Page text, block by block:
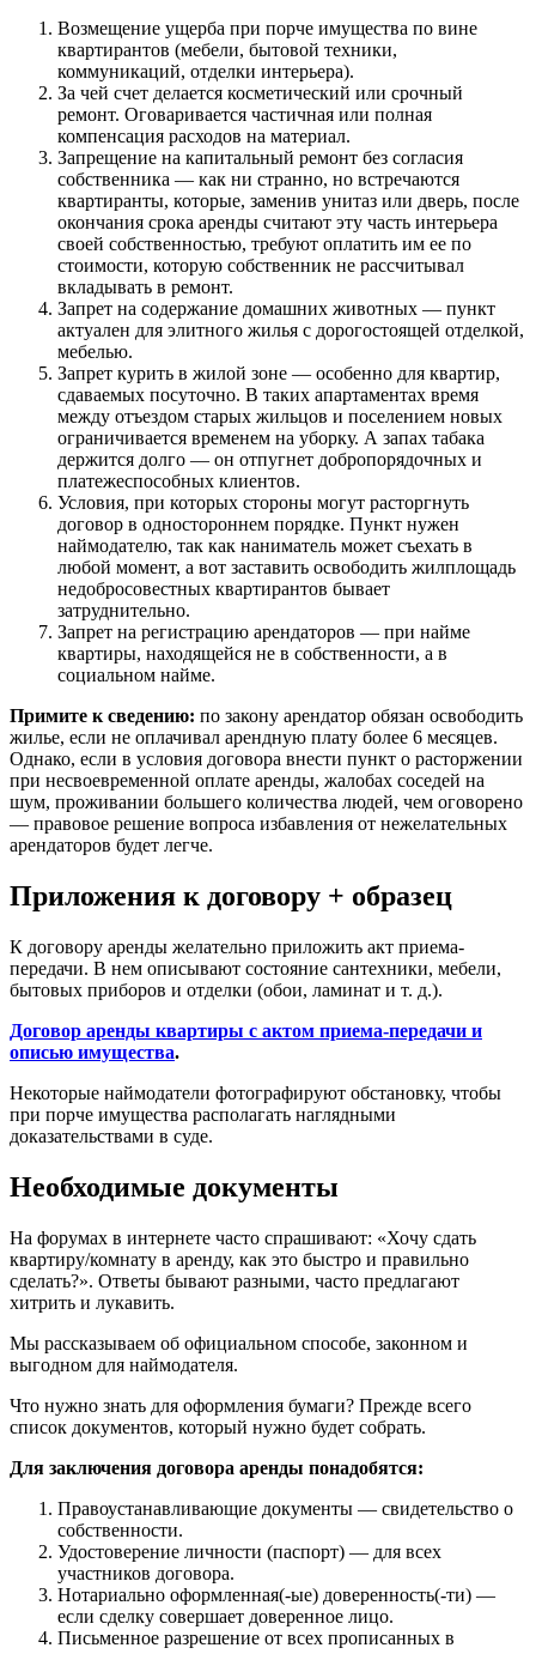
Возмещение ущерба при порче имущества по вине
квартирантов (мебели, бытовой техники,
коммуникаций, отделки интерьера).
За чей счет делается косметический или срочный
ремонт. Оговаривается частичная или полная
компенсация расходов на материал.
Запрещение на капитальный ремонт без согласия
собственника — как ни странно, но встречаются
квартиранты, которые, заменив унитаз или дверь, после
окончания срока аренды считают эту часть интерьера
своей собственностью, требуют оплатить им ее по
стоимости, которую собственник не рассчитывал
вкладывать в ремонт.
Запрет на содержание домашних животных — пункт
актуален для элитного жилья с дорогостоящей отделкой,
мебелью.
Запрет курить в жилой зоне — особенно для квартир,
сдаваемых посуточно. В таких апартаментах время
между отъездом старых жильцов и поселением новых
ограничивается временем на уборку. А запах табака
держится долго — он отпугнет добропорядочных и
платежеспособных клиентов.
Условия, при которых стороны могут расторгнуть
договор в одностороннем порядке. Пункт нужен
наймодателю, так как наниматель может съехать в
любой момент, а вот заставить освободить жилплощадь
недобросовестных квартирантов бывает
затруднительно.
Запрет на регистрацию арендаторов — при найме
квартиры, находящейся не в собственности, а в
социальном найме.
Примите к сведению: по закону арендатор обязан освободить
жилье, если не оплачивал арендную плату более 6 месяцев.
Однако, если в условия договора внести пункт о расторжении
при несвоевременной оплате аренды, жалобах соседей на
шум, проживании большего количества людей, чем оговорено
— правовое решение вопроса избавления от нежелательных
арендаторов будет легче.
Приложения к договору + образец
К договору аренды желательно приложить акт приема-
передачи. В нем описывают состояние сантехники, мебели,
бытовых приборов и отделки (обои, ламинат и т. д.).
Договор аренды квартиры с актом приема-передачи и
описью имущества.
Некоторые наймодатели фотографируют обстановку, чтобы
при порче имущества располагать наглядными
доказательствами в суде.
Необходимые документы
На форумах в интернете часто спрашивают: «Хочу сдать
квартиру/комнату в аренду, как это быстро и правильно
сделать?». Ответы бывают разными, часто предлагают
хитрить и лукавить.
Мы рассказываем об официальном способе, законном и
выгодном для наймодателя.
Что нужно знать для оформления бумаги? Прежде всего
список документов, который нужно будет собрать.
Для заключения договора аренды понадобятся:
Правоустанавливающие документы — свидетельство о
собственности.
Удостоверение личности (паспорт) — для всех
участников договора.
Нотариально оформленная(-ые) доверенность(-ти) —
если сделку совершает доверенное лицо.
Письменное разрешение от всех прописанных в